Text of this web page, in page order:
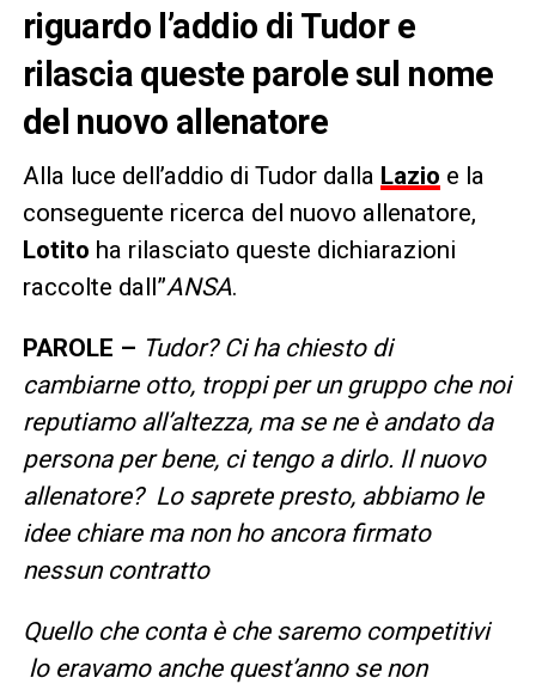
riguardo l’addio di Tudor e
rilascia queste parole sul nome
del nuovo allenatore
Alla luce dell’addio di Tudor dalla Lazio e la
conseguente ricerca del nuovo allenatore,
Lotito ha rilasciato queste dichiarazioni
raccolte dall”ANSA.
PAROLE – Tudor? Ci ha chiesto di
cambiarne otto, troppi per un gruppo che noi
reputiamo all’altezza, ma se ne è andato da
persona per bene, ci tengo a dirlo. Il nuovo
allenatore? Lo saprete presto, abbiamo le
idee chiare ma non ho ancora firmato
nessun contratto
Quello che conta è che saremo competitivi
lo eravamo anche quest’anno se non